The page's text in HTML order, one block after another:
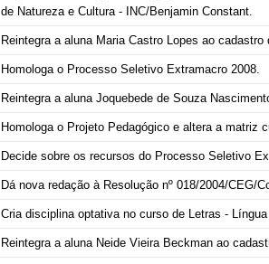
de Natureza e Cultura - INC/Benjamin Constant.
Reintegra a aluna Maria Castro Lopes ao
Homologa o Processo Seletivo Extramacro 2008.
Reintegra a aluna Joquebede de Souza
Homologa o Projeto Pedagógico e altera a
Decide sobre os recursos do Processo Seletivo
Dá nova redação à Resolução nº 018/2004/
Cria disciplina optativa no curso de Letras -
Reintegra a aluna Neide Vieira Beckman ao